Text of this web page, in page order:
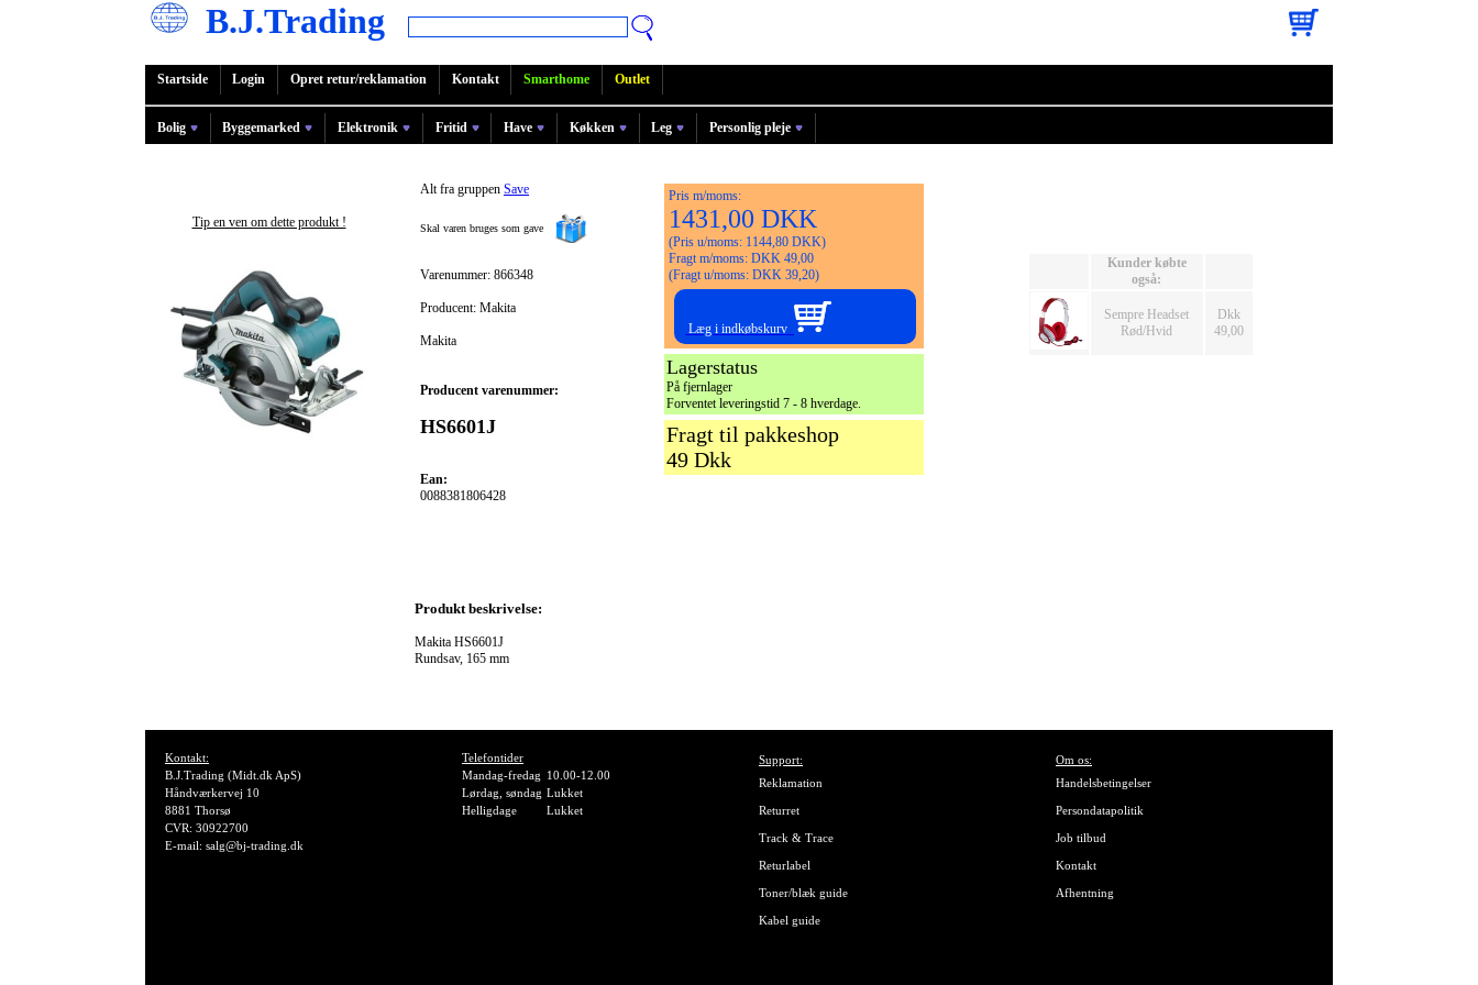
B.J.Trading
Startside Login Opret retur/reklamation Kontakt Smarthome Outlet
Bolig Byggemarked Elektronik Fritid Have Køkken Leg Personlig pleje
Tip en ven om dette produkt !
Alt fra gruppen Save
Skal varen bruges som gave
Varenummer: 866348
Producent: Makita
Makita
Producent varenummer:
HS6601J
Ean:
0088381806428
Pris m/moms:
1431,00 DKK
(Pris u/moms: 1144,80 DKK)
Fragt m/moms: DKK 49,00
(Fragt u/moms: DKK 39,20)
Læg i indkøbskurv
Lagerstatus
På fjernlager
Forventet leveringstid 7 - 8 hverdage.
Fragt til pakkeshop
49 Dkk
Produkt beskrivelse:
Makita HS6601J
Rundsav, 165 mm
Kunder købte
også:
Sempre Headset
Rød/Hvid
Dkk
49,00
Kontakt:
B.J.Trading (Midt.dk ApS)
Håndværkervej 10
8881 Thorsø
CVR: 30922700
E-mail: salg@bj-trading.dk
Telefontider
Mandag-fredag 10.00-12.00
Lørdag, søndag Lukket
Helligdage
Lukket
Support:
Reklamation
Returret
Track & Trace
Returlabel
Toner/blæk guide
Kabel guide
Om os:
Handelsbetingelser
Persondatapolitik
Job tilbud
Kontakt
Afhentning